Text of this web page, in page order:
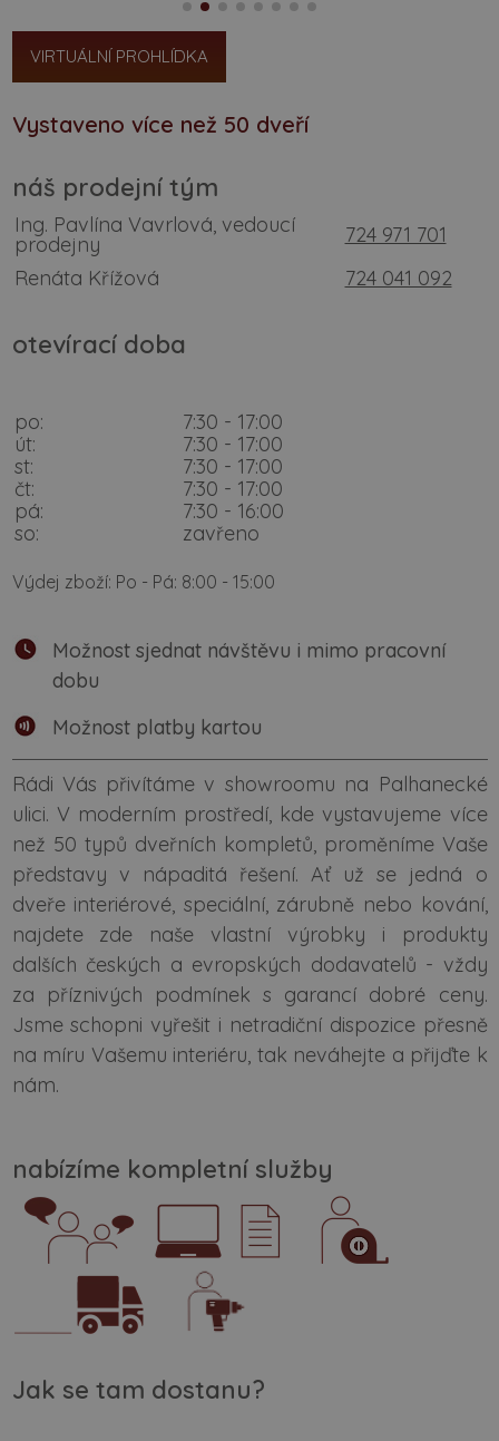
VIRTUÁLNÍ PROHLÍDKA
Vystaveno více než 50 dveří
náš prodejní tým
Ing. Pavlína Vavrlová, vedoucí
prodejny
724 971 701
Renáta Křížová
724 041 092
otevírací doba
po:
7:30 - 17:00
út:
7:30 - 17:00
st:
7:30 - 17:00
čt:
7:30 - 17:00
pá:
7:30 - 16:00
so:
zavřeno
Výdej zboží: Po - Pá: 8:00 - 15:00
Možnost sjednat návštěvu i mimo pracovní
dobu
Možnost platby kartou
Rádi Vás přivítáme v showroomu na Palhanecké
ulici. V moderním prostředí, kde vystavujeme více
než 50 typů dveřních kompletů, proměníme Vaše
představy v nápaditá řešení. Ať už se jedná o
dveře interiérové, speciální, zárubně nebo kování,
najdete zde naše vlastní výrobky i produkty
dalších českých a evropských dodavatelů - vždy
za příznivých podmínek s garancí dobré ceny.
Jsme schopni vyřešit i netradiční dispozice přesně
na míru Vašemu interiéru, tak neváhejte a přijďte k
nám.
nabízíme kompletní služby
Jak se tam dostanu?